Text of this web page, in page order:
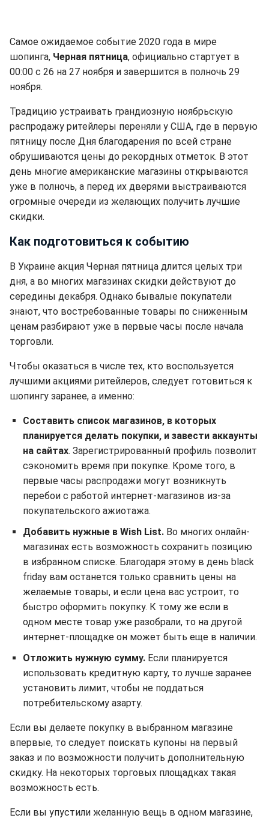
Самое ожидаемое событие 2020 года в мире
шопинга, Черная пятница, официально стартует в
00:00 с 26 на 27 ноября и завершится в полночь 29
ноября.
Традицию устраивать грандиозную ноябрьскую
распродажу ритейлеры переняли у США, где в первую
пятницу после Дня благодарения по всей стране
обрушиваются цены до рекордных отметок. В этот
день многие американские магазины открываются
уже в полночь, а перед их дверями выстраиваются
огромные очереди из желающих получить лучшие
скидки.
Как подготовиться к событию
В Украине акция Черная пятница длится целых три
дня, а во многих магазинах скидки действуют до
середины декабря. Однако бывалые покупатели
знают, что востребованные товары по сниженным
ценам разбирают уже в первые часы после начала
торговли.
Чтобы оказаться в числе тех, кто воспользуется
лучшими акциями ритейлеров, следует готовиться к
шопингу заранее, а именно:
Составить список магазинов, в которых
планируется делать покупки, и завести аккаунты
на сайтах. Зарегистрированный профиль позволит
сэкономить время при покупке. Кроме того, в
первые часы распродажи могут возникнуть
перебои с работой интернет-магазинов из-за
покупательского ажиотажа.
Добавить нужные в Wish List. Во многих онлайн-
магазинах есть возможность сохранить позицию
в избранном списке. Благодаря этому в день black
friday вам останется только сравнить цены на
желаемые товары, и если цена вас устроит, то
быстро оформить покупку. К тому же если в
одном месте товар уже разобрали, то на другой
интернет-площадке он может быть еще в наличии.
Отложить нужную сумму. Если планируется
использовать кредитную карту, то лучше заранее
установить лимит, чтобы не поддаться
потребительскому азарту.
Если вы делаете покупку в выбранном магазине
впервые, то следует поискать купоны на первый
заказ и по возможности получить дополнительную
скидку. На некоторых торговых площадках такая
возможность есть.
Если вы упустили желанную вещь в одном магазине,